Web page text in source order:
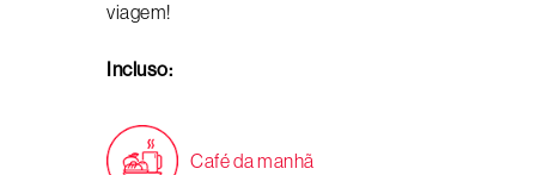
viagem!
Incluso:
Café da manhã